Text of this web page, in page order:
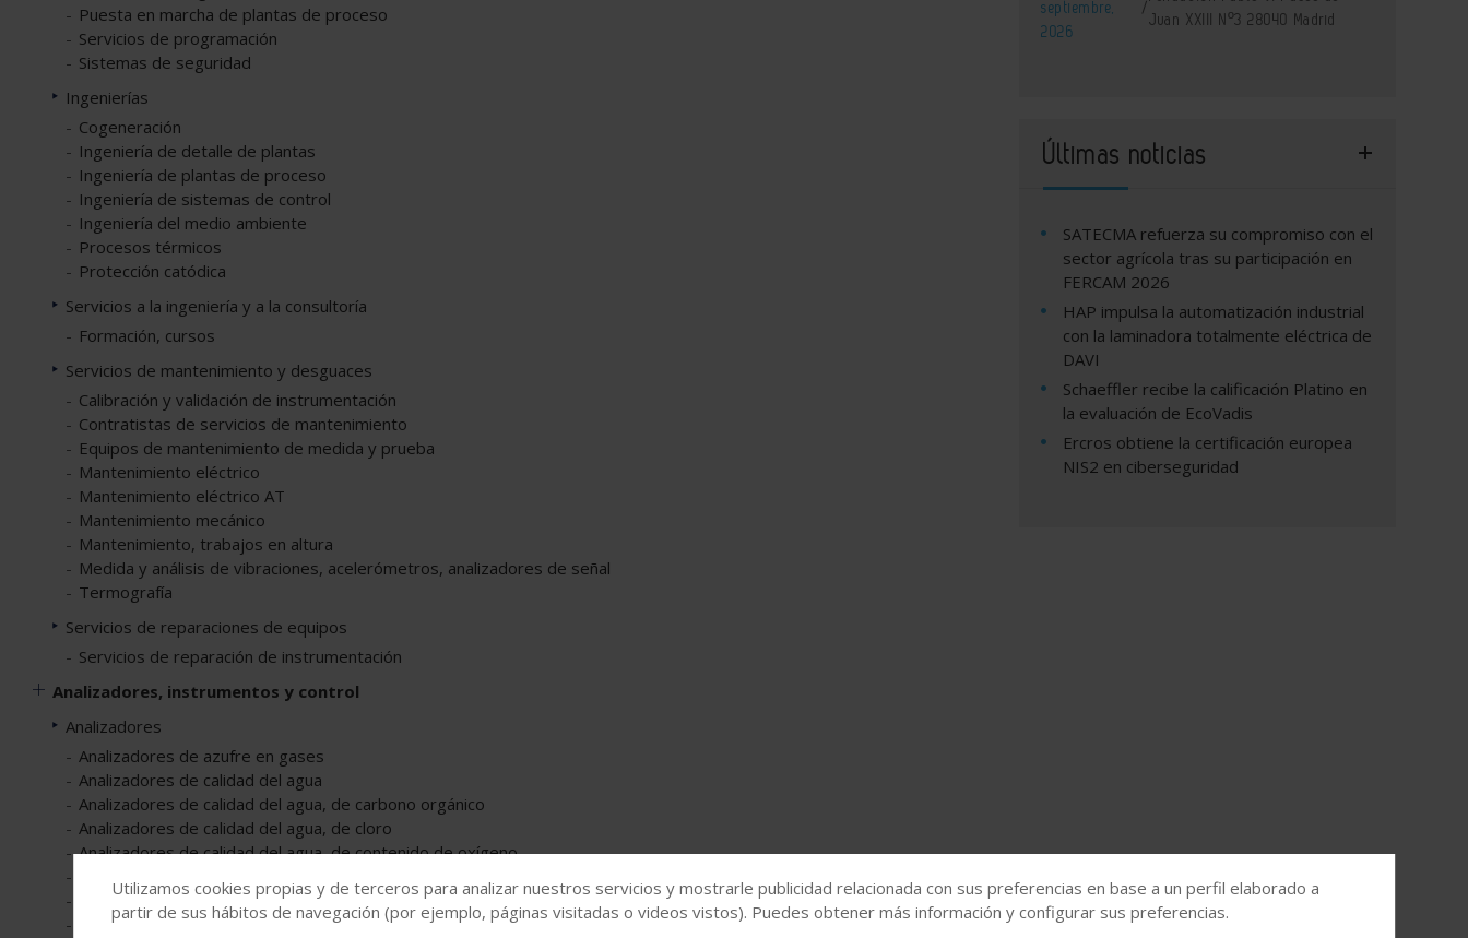
Puesta en marcha de plantas de proceso
Servicios de programación
Sistemas de seguridad
Ingenierías
Cogeneración
Ingeniería de detalle de plantas
Ingeniería de plantas de proceso
Ingeniería de sistemas de control
Ingeniería del medio ambiente
Procesos térmicos
Protección catódica
Servicios a la ingeniería y a la consultoría
Formación, cursos
Servicios de mantenimiento y desguaces
Calibración y validación de instrumentación
Contratistas de servicios de mantenimiento
Equipos de mantenimiento de medida y prueba
Mantenimiento eléctrico
Mantenimiento eléctrico AT
Mantenimiento mecánico
Mantenimiento, trabajos en altura
Medida y análisis de vibraciones, acelerómetros, analizadores de señal
Termografía
Servicios de reparaciones de equipos
Servicios de reparación de instrumentación
Analizadores, instrumentos y control
Analizadores
Analizadores de azufre en gases
Analizadores de calidad del agua
Analizadores de calidad del agua, de carbono orgánico
Analizadores de calidad del agua, de cloro
Analizadores de calidad del agua, de contenido de oxígeno
Analizadores de calidad del agua, de sólidos en suspensión
Analizadores de calidad del aire
septiembre,
2026
/
Juan XXIII Nº3 28040 Madrid
Últimas noticias
SATECMA refuerza su compromiso con el
sector agrícola tras su participación en
FERCAM 2026
HAP impulsa la automatización industrial
con la laminadora totalmente eléctrica de
DAVI
Schaeffler recibe la calificación Platino en
la evaluación de EcoVadis
Ercros obtiene la certificación europea
NIS2 en ciberseguridad
Utilizamos cookies propias y de terceros para analizar nuestros servicios y mostrarle publicidad relacionada con sus preferencias en base a un perfil elaborado a
partir de sus hábitos de navegación (por ejemplo, páginas visitadas o videos vistos). Puedes obtener más información y configurar sus preferencias.